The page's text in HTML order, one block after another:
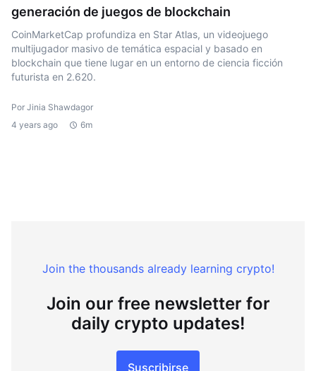
generación de juegos de blockchain
CoinMarketCap profundiza en Star Atlas, un videojuego
multijugador masivo de temática espacial y basado en
blockchain que tiene lugar en un entorno de ciencia ficción
futurista en 2.620.
Por Jinia Shawdagor
4 years ago
6m
Join the thousands already learning crypto!
Join our free newsletter for
daily crypto updates!
Suscribirse